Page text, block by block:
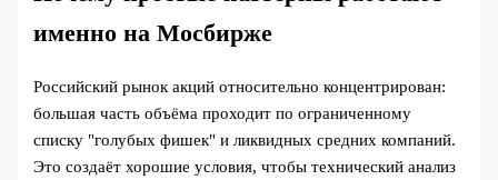
именно на Мосбирже
Российский рынок акций относительно концентрирован:
большая часть объёма проходит по ограниченному
списку "голубых фишек" и ликвидных средних компаний.
Это создаёт хорошие условия, чтобы технический анализ